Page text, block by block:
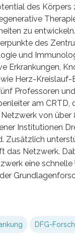
des Körpers
zu
des
und
Erkrankungen,
Herz-Kreislauf-
Professoren
am CRTD,
von über
Institutionen
Zusätzlich
das Netzwerk.
eine
DFG-